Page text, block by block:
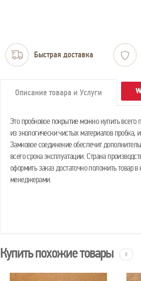
Быстрая доставка
Описание товара и Услуги
Это пробковое покрытие можно купить всего
из экологически чистых материалов
Замковое соединение обеспечит
всего срока эксплуатации. Страна
оформить заказ достаточно положить товар
менеджерами.
Купить похожие товары 8